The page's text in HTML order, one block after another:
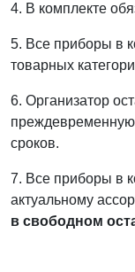
4. В комплекте
5. Все приборы в
товарных
6. Организатор
преждевременную
сроков.
7. Все приборы в
актуальному
в свободном